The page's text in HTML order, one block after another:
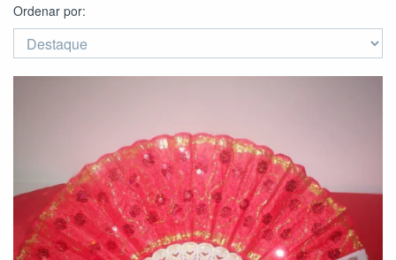
Ordenar por: